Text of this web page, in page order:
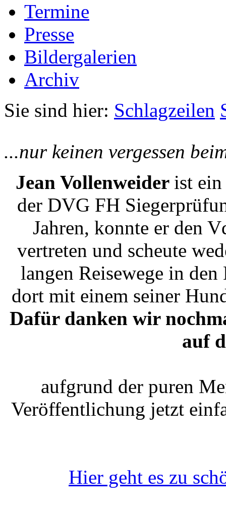
Termine
Presse
Bildergalerien
Archiv
Sie sind hier: Schlagzeilen
...nur keinen vergessen
Jean Vollenweider ist ein
der DVG FH
Jahren, konnte er den
vertreten und scheute
langen Reisewege in
dort mit einem seiner
Dafür danken wir
auf
aufgrund der puren
Veröffentlichung jetzt
Hier geht es zu